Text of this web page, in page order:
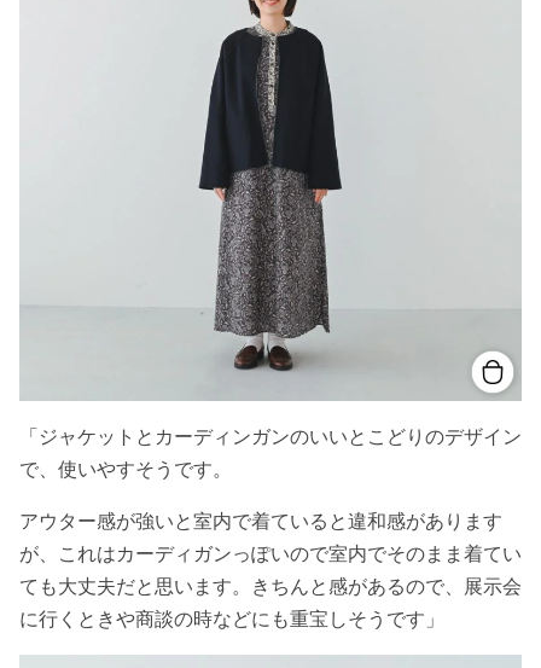
「ジャケットとカーディンガンのいいとこどりのデザイン
で、使いやすそうです。
アウター感が強いと室内で着ていると違和感があります
が、これはカーディガンっぽいので室内でそのまま着てい
ても大丈夫だと思います。きちんと感があるので、展示会
に行くときや商談の時などにも重宝しそうです」